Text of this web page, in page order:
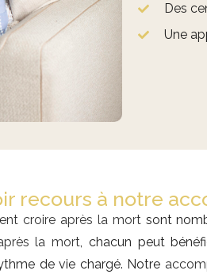
Des
Une
recours à notre
croire après la mortsont
la mort, chacun peut
de vie chargé. Notre